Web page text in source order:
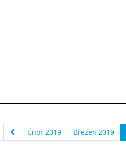
Únor 2019 Březen 2019